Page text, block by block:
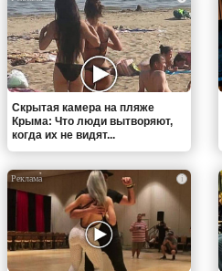
Скрытая камера на пляже
Крыма: Что люди вытворяют,
когда их не видят...
i